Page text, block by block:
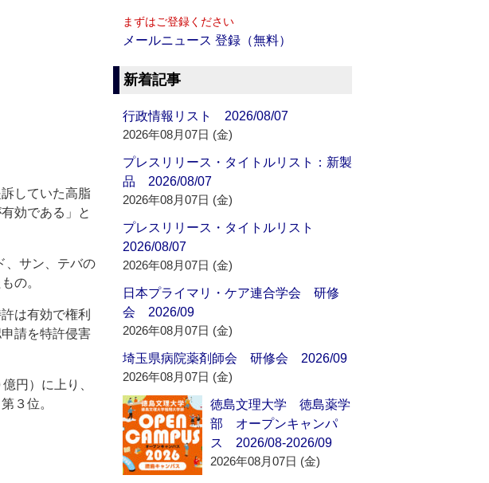
していた高脂
効である」と
、サン、テバの
の。
は有効で権利
請を特許侵害
円）に上り、
３位。
まずはご登録ください
メールニュース 登録（無料）
新着記事
行政情報リスト 2026/08/07
2026年08月07日 (金)
プレスリリース・タイトルリスト：新製
品 2026/08/07
2026年08月07日 (金)
プレスリリース・タイトルリスト
2026/08/07
2026年08月07日 (金)
日本プライマリ・ケア連合学会 研修
会 2026/09
2026年08月07日 (金)
埼玉県病院薬剤師会 研修会 2026/09
2026年08月07日 (金)
徳島文理大学 徳島薬学
部 オープンキャンパ
ス 2026/08-2026/09
2026年08月07日 (金)